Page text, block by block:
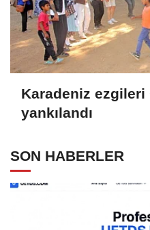
Karadeniz ezgileri
yankılandı
SON HABERLER